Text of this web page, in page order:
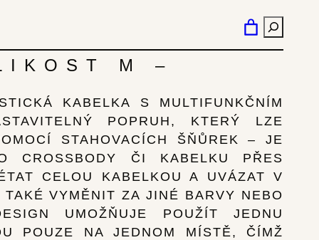
M –
KABELKA S MULTIFUNKČNÍM
POPRUH, KTERÝ LZE
STAHOVACÍCH ŠŇŮREK – JE
CROSSBODY ČI KABELKU PŘES
CELOU KABELKOU A UVÁZAT V
VYMĚNIT ZA JINÉ BARVY NEBO
UMOŽŇUJE POUŽÍT JEDNU
POUZE NA JEDNOM MÍSTĚ, ČÍMŽ